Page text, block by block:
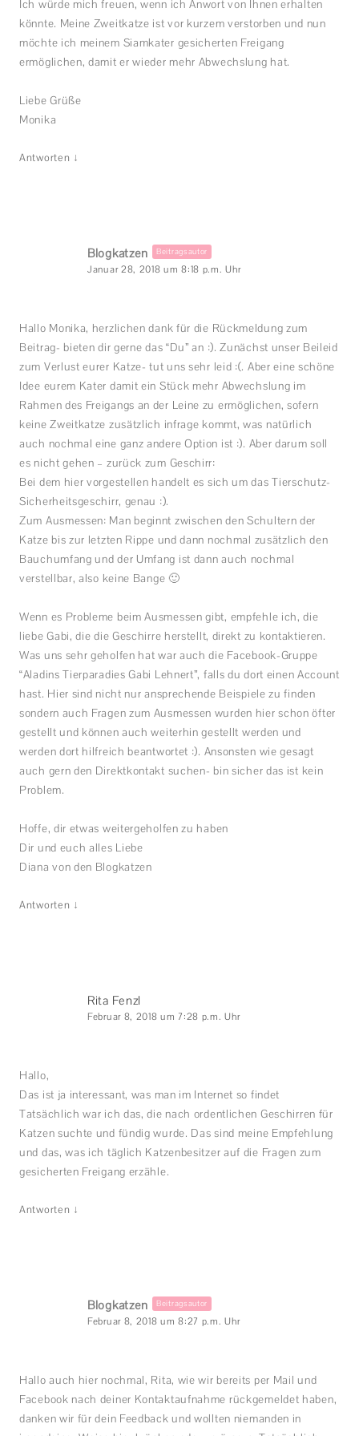
Ich würde mich freuen, wenn ich Anwort von Ihnen erhalten
könnte. Meine Zweitkatze ist vor kurzem verstorben und nun
möchte ich meinem Siamkater gesicherten Freigang
ermöglichen, damit er wieder mehr Abwechslung hat.
Liebe Grüße
Monika
Antworten ↓
Blogkatzen Beitragsautor
Januar 28, 2018 um 8:18 p.m. Uhr
Hallo Monika, herzlichen dank für die Rückmeldung zum
Beitrag- bieten dir gerne das “Du” an :). Zunächst unser Beileid
zum Verlust eurer Katze- tut uns sehr leid :(. Aber eine schöne
Idee eurem Kater damit ein Stück mehr Abwechslung im
Rahmen des Freigangs an der Leine zu ermöglichen, sofern
keine Zweitkatze zusätzlich infrage kommt, was natürlich
auch nochmal eine ganz andere Option ist :). Aber darum soll
es nicht gehen – zurück zum Geschirr:
Bei dem hier vorgestellen handelt es sich um das Tierschutz-
Sicherheitsgeschirr, genau :).
Zum Ausmessen: Man beginnt zwischen den Schultern der
Katze bis zur letzten Rippe und dann nochmal zusätzlich den
Bauchumfang und der Umfang ist dann auch nochmal
verstellbar, also keine Bange 🙂
Wenn es Probleme beim Ausmessen gibt, empfehle ich, die
liebe Gabi, die die Geschirre herstellt, direkt zu kontaktieren.
Was uns sehr geholfen hat war auch die Facebook-Gruppe
“Aladins Tierparadies Gabi Lehnert”, falls du dort einen Account
hast. Hier sind nicht nur ansprechende Beispiele zu finden
sondern auch Fragen zum Ausmessen wurden hier schon öfter
gestellt und können auch weiterhin gestellt werden und
werden dort hilfreich beantwortet :). Ansonsten wie gesagt
auch gern den Direktkontakt suchen- bin sicher das ist kein
Problem.
Hoffe, dir etwas weitergeholfen zu haben
Dir und euch alles Liebe
Diana von den Blogkatzen
Antworten ↓
Rita Fenzl
Februar 8, 2018 um 7:28 p.m. Uhr
Hallo,
Das ist ja interessant, was man im Internet so findet
Tatsächlich war ich das, die nach ordentlichen Geschirren für
Katzen suchte und fündig wurde. Das sind meine Empfehlung
und das, was ich täglich Katzenbesitzer auf die Fragen zum
gesicherten Freigang erzähle.
Antworten ↓
Blogkatzen Beitragsautor
Februar 8, 2018 um 8:27 p.m. Uhr
Hallo auch hier nochmal, Rita, wie wir bereits per Mail und
Facebook nach deiner Kontaktaufnahme rückgemeldet haben,
danken wir für dein Feedback und wollten niemanden in